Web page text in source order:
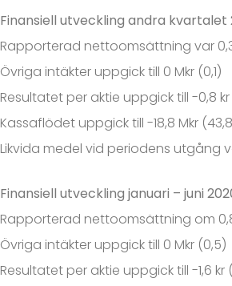
Finansiell utveckling andra kvartalet
Rapporterad nettoomsättning var
Övriga intäkter uppgick till 0 Mkr (0,1)
Resultatet per aktie uppgick till -0,8
Kassaflödet uppgick till -18,8 Mkr
Likvida medel vid periodens utgång
Finansiell utveckling januari – juni
Rapporterad nettoomsättning om 0,8
Övriga intäkter uppgick till 0 Mkr (0,5)
Resultatet per aktie uppgick till -1,6 kr